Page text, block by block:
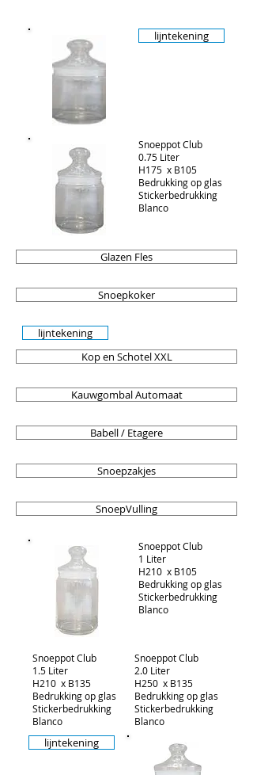
lijntekening
Snoeppot Club
0.75 Liter
H175 x B105
Bedrukking op glas
Stickerbedrukking
Blanco
lijntekening
Snoeppot Club
1 Liter
H210 x B105
Bedrukking op glas
Stickerbedrukking
Blanco
Snoeppot Club
1.5 Liter
H210 x B135
Bedrukking op glas
Stickerbedrukking
Blanco
Snoeppot Club
2.0 Liter
H250 x B135
Bedrukking op glas
Stickerbedrukking
Blanco
lijntekening
Kop en Schotel XXL
Kauwgombal Automaat
Babell / Etagere
Snoepzakjes
SnoepVulling
Glazen Fles
Snoepkoker